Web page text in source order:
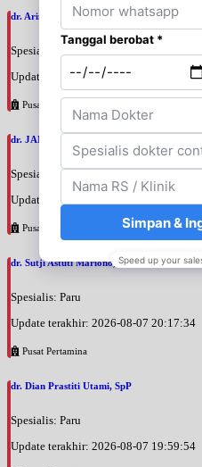
dr. Arini Purwono, SpP
Spesialis: Paru
Update terakhir: 2026-08-07 20:25:58
Pusat Pertamina
dr. JANUAR HABIBI, SpP
Spesialis: Paru
Update terakhir: 2026-08-07 20:23:50
Pusat Pertamina
dr. Sutji Astuti Mariono, SpP
Spesialis: Paru
Update terakhir: 2026-08-07 20:17:34
Pusat Pertamina
dr. Dian Prastiti Utami, SpP
Spesialis: Paru
Update terakhir: 2026-08-07 19:59:54